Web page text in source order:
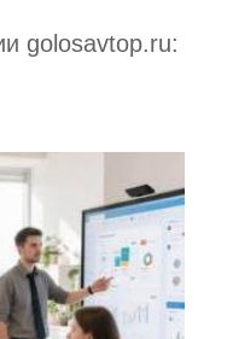
golosavtop.ru: